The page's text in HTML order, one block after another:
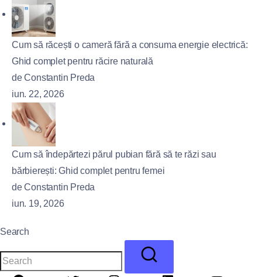
Cum să răcești o cameră fără a consuma energie electrică:
Ghid complet pentru răcire naturală
de Constantin Preda
iun. 22, 2026
Cum să îndepărtezi părul pubian fără să te răzi sau
bărbierești: Ghid complet pentru femei
de Constantin Preda
iun. 19, 2026
Search